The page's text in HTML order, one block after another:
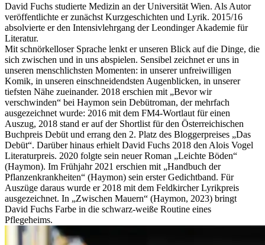
David Fuchs studierte Medizin an der Universität Wien. Als Autor
veröffentlichte er zunächst Kurzgeschichten und Lyrik. 2015/16
absolvierte er den Intensivlehrgang der Leondinger Akademie für
Literatur.
Mit schnörkelloser Sprache lenkt er unseren Blick auf die Dinge, die
sich zwischen und in uns abspielen. Sensibel zeichnet er uns in
unseren menschlichsten Momenten: in unserer unfreiwilligen
Komik, in unseren einschneidendsten Augenblicken, in unserer
tiefsten Nähe zueinander. 2018 erschien mit „Bevor wir
verschwinden“ bei Haymon sein Debütroman, der mehrfach
ausgezeichnet wurde: 2016 mit dem FM4-Wortlaut für einen
Auszug, 2018 stand er auf der Shortlist für den Österreichischen
Buchpreis Debüt und errang den 2. Platz des Bloggerpreises „Das
Debüt“. Darüber hinaus erhielt David Fuchs 2018 den Alois Vogel
Literaturpreis. 2020 folgte sein neuer Roman „Leichte Böden“
(Haymon). Im Frühjahr 2021 erschien mit „Handbuch der
Pflanzenkrankheiten“ (Haymon) sein erster Gedichtband. Für
Auszüge daraus wurde er 2018 mit dem Feldkircher Lyrikpreis
ausgezeichnet. In „Zwischen Mauern“ (Haymon, 2023) bringt
David Fuchs Farbe in die schwarz-weiße Routine eines
Pflegeheims.